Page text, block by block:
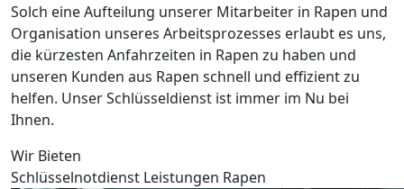
Solch eine Aufteilung unserer Mitarbeiter in Rapen und
Organisation unseres Arbeitsprozesses erlaubt es uns,
die kürzesten Anfahrzeiten in Rapen zu haben und
unseren Kunden aus Rapen schnell und effizient zu
helfen. Unser Schlüsseldienst ist immer im Nu bei
Ihnen.
Wir Bieten
Schlüsselnotdienst Leistungen Rapen